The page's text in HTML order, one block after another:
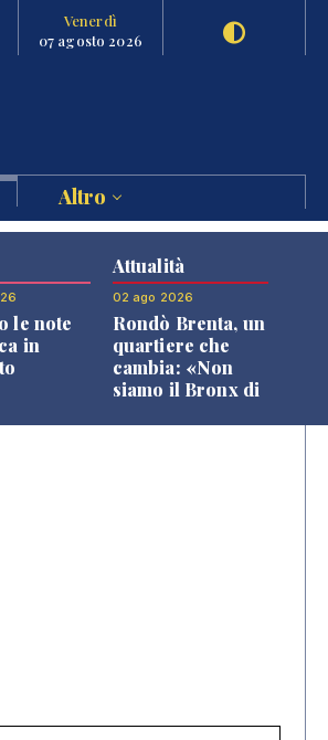
Venerdì
07 agosto 2026
Altro
le note
in
Attualità
02 ago 2026
Rondò Brenta, un
quartiere che
cambia: «Non
siamo il Bronx di